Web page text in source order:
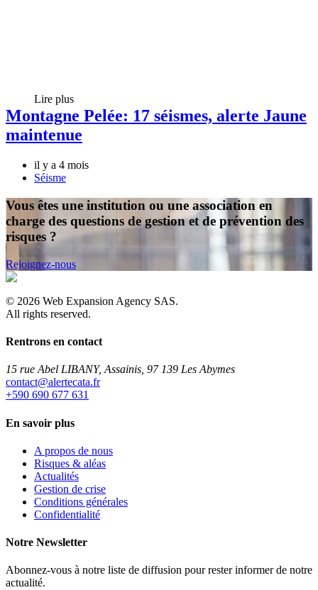
Lire plus
Montagne Pelée: 17 séismes, alerte Jaune
maintenue
il y a 4 mois
Séisme
Vous êtes une institution ou une association en
charge des questions de gestion et de prévention des
risques ?
Rejoignez-nous
© 2026 Web Expansion Agency SAS.
All rights reserved.
Rentrons en contact
15 rue Abel LIBANY, Assainis, 97 139 Les Abymes
rf.atacetrela@tcatnoc
+590 690 677 631
En savoir plus
A propos de nous
Risques & aléas
Actualités
Gestion de crise
Conditions générales
Confidentialité
Notre Newsletter
Abonnez-vous à notre liste de diffusion pour rester informer de notre
actualité.